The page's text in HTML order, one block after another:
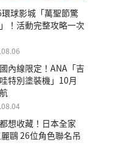
球影城「萬聖節驚
！活動完整攻略一次
內線限定！ANA「吉
特別塗裝機」10月
想收藏！日本全家
鷗 26位角色聯名吊